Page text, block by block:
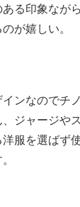
る印象なが
が嬉しい。
ンなのでチ
、ジャージや
洋服を選ばず